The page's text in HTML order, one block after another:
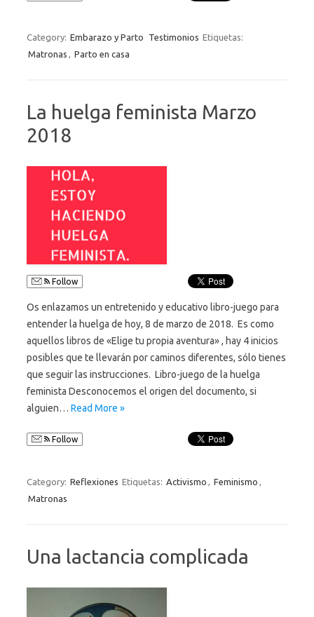
Category: Embarazo y Parto Testimonios Etiquetas:
Matronas
Parto en casa
La huelga feminista Marzo
2018
Follow
Os enlazamos un entretenido y educativo libro-juego para
entender la huelga de hoy, 8 de marzo de 2018. Es como
aquellos libros de «Elige tu propia aventura» , hay 4 inicios
posibles que te llevarán por caminos diferentes, sólo tienes
que seguir las instrucciones. Libro-juego de la huelga
feminista Desconocemos el origen del documento, si
alguien… Read More »
Follow
Category: Reflexiones Etiquetas: Activismo Feminismo
Matronas
Una lactancia complicada